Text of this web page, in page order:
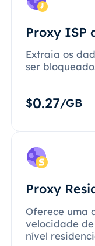
Proxy ISP
Extraia os
ser
$0.27/GB
Proxy
Oferece uma
velocidade
nível